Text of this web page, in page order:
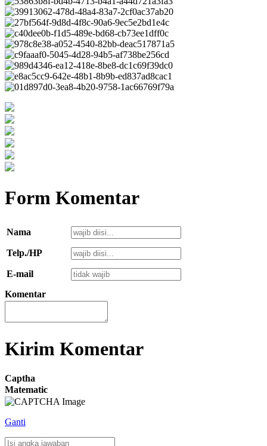
Form Komentar
Nama
Telp./HP
E-mail
Komentar
Kirim Komentar
Captha
Matematic
Ganti